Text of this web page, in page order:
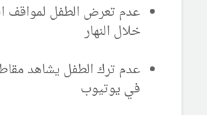
عدم تعرض الطفل لمواقف
خلال النهار
عدم ترك الطفل يشاهد
في يوتيوب